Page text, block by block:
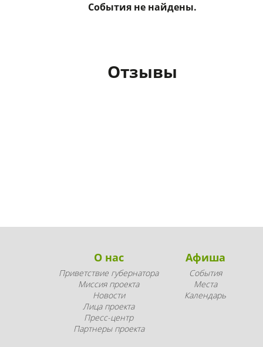
События не найдены.
Отзывы
О нас
Приветствие губернатора
Миссия проекта
Новости
Лица проекта
Пресс-центр
Партнеры проекта
Афиша
События
Места
Календарь